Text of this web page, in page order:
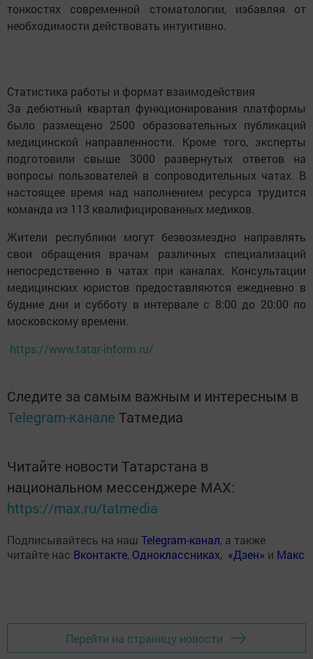
тонкостях современной стоматологии, избавляя от
необходимости действовать интуитивно.
Статистика работы и формат взаимодействия
За дебютный квартал функционирования платформы
было размещено 2500 образовательных публикаций
медицинской направленности. Кроме того, эксперты
подготовили свыше 3000 развернутых ответов на
вопросы пользователей в сопроводительных чатах. В
настоящее время над наполнением ресурса трудится
команда из 113 квалифицированных медиков.
Жители республики могут безвозмездно направлять
свои обращения врачам различных специализаций
непосредственно в чатах при каналах. Консультации
медицинских юристов предоставляются ежедневно в
будние дни и субботу в интервале с 8:00 до 20:00 по
московскому времени.
https://www.tatar-inform.ru/
Следите за самым важным и интересным в
Telegram-канале Татмедиа
Читайте новости Татарстана в
национальном мессенджере MАХ:
https://max.ru/tatmedia
Подписывайтесь на наш Telegram-канал, а также
читайте нас Вконтакте, Одноклассниках, «Дзен» и Макс
Перейти на страницу новости